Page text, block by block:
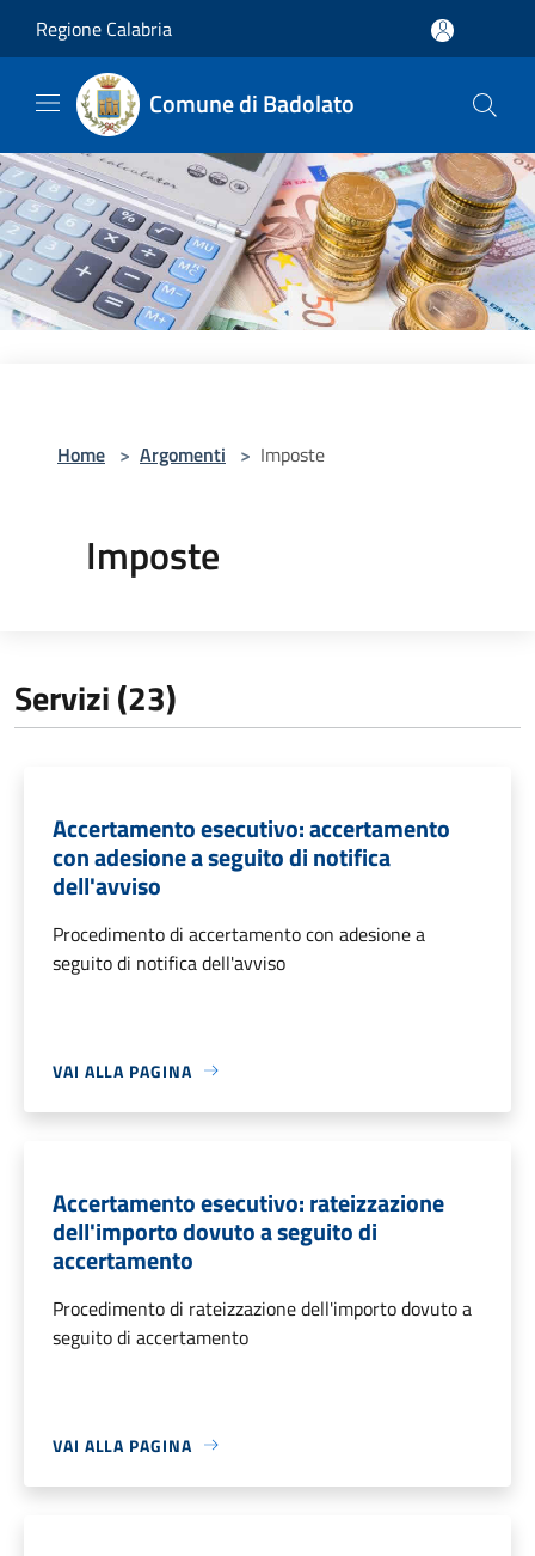
Regione Calabria
Comune di Badolato
Home > Argomenti > Imposte
Imposte
Servizi (23)
Accertamento esecutivo: accertamento
con adesione a seguito di notifica
dell'avviso
Procedimento di accertamento con adesione a
seguito di notifica dell'avviso
VAI ALLA PAGINA
Accertamento esecutivo: rateizzazione
dell'importo dovuto a seguito di
accertamento
Procedimento di rateizzazione dell'importo dovuto a
seguito di accertamento
VAI ALLA PAGINA